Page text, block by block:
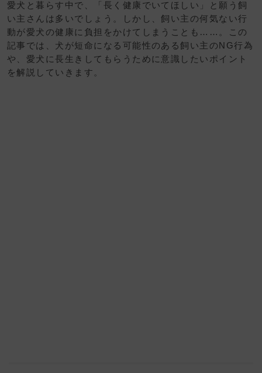
愛犬と暮らす中で、「長く健康でいてほしい」と願う飼
い主さんは多いでしょう。しかし、飼い主の何気ない行
動が愛犬の健康に負担をかけてしまうことも……。この
記事では、犬が短命になる可能性のある飼い主のNG行為
や、愛犬に長生きしてもらうために意識したいポイント
を解説していきます。